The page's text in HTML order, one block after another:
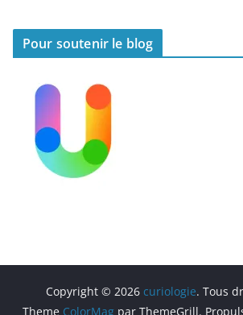
Pour soutenir le blog
Copyright © 2026 curiologie. Tous
Theme ColorMagpar ThemeGrill.